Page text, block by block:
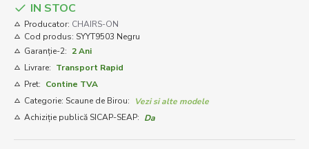
IN STOC
Producator: CHAIRS-ON
Cod produs: SYYT9503 Negru
Garanție-2: 2 Ani
Livrare: Transport Rapid
Pret: Contine TVA
Categorie: Scaune de Birou:
Vezi si alte modele
Achiziție publică SICAP-SEAP: Da